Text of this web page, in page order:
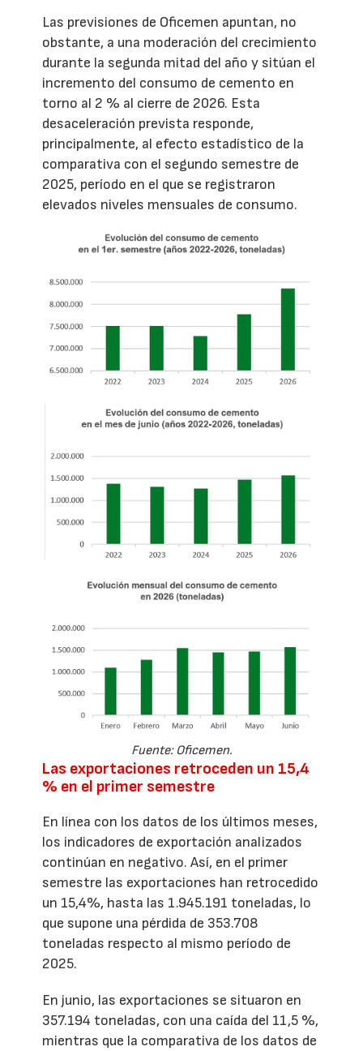
Las previsiones de Oficemen apuntan, no
obstante, a una moderación del crecimiento
durante la segunda mitad del año y sitúan el
incremento del consumo de cemento en
torno al 2 % al cierre de 2026. Esta
desaceleración prevista responde,
principalmente, al efecto estadístico de la
comparativa con el segundo semestre de
2025, período en el que se registraron
elevados niveles mensuales de consumo.
Fuente: Oficemen.
Las exportaciones retroceden un 15,4
% en el primer semestre
En línea con los datos de los últimos meses,
los indicadores de exportación analizados
continúan en negativo. Así, en el primer
semestre las exportaciones han retrocedido
un 15,4%, hasta las 1.945.191 toneladas, lo
que supone una pérdida de 353.708
toneladas respecto al mismo período de
2025.
En junio, las exportaciones se situaron en
357.194 toneladas, con una caída del 11,5 %,
mientras que la comparativa de los datos de